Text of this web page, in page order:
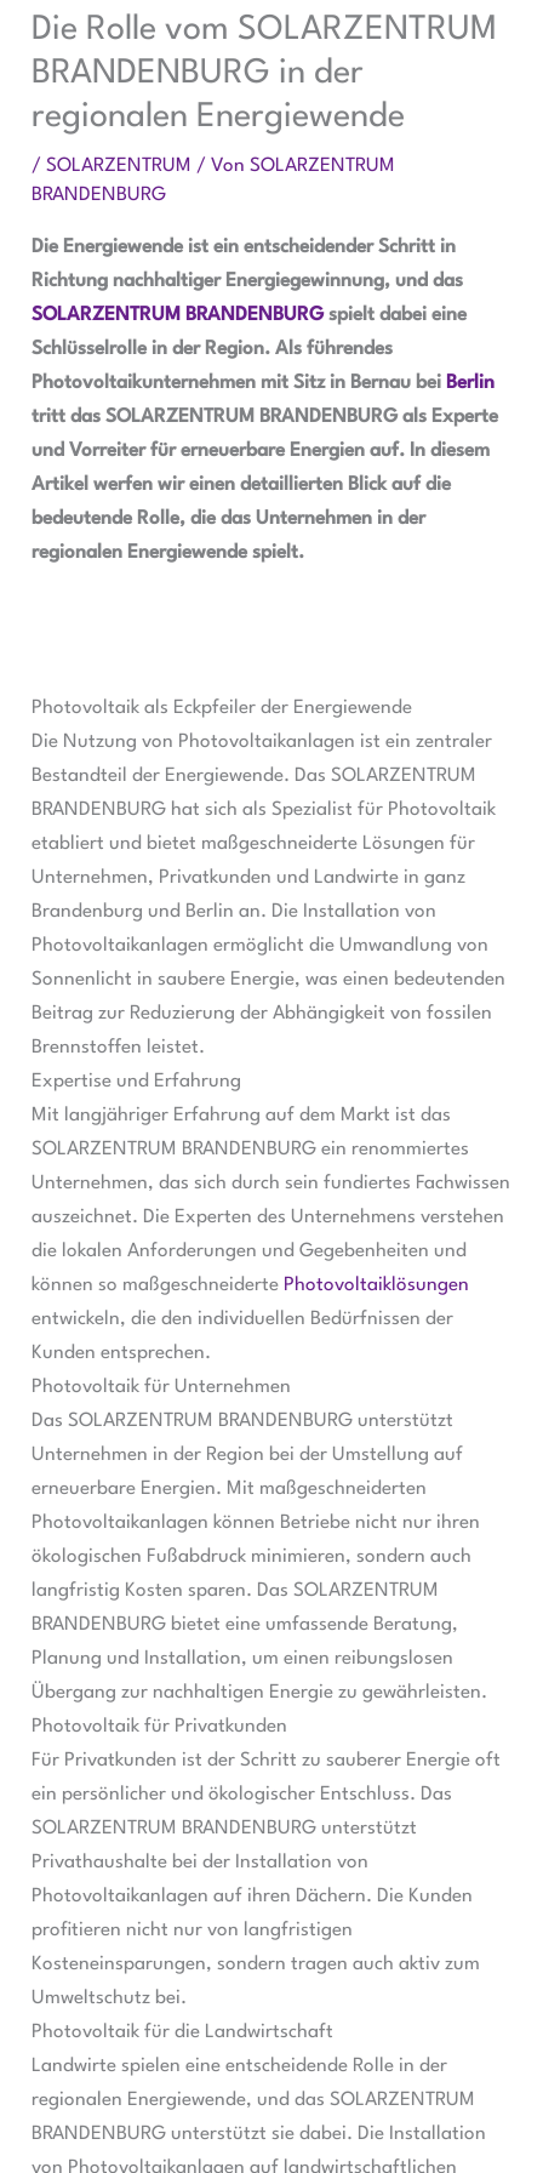
Die Rolle vom SOLARZENTRUM
BRANDENBURG in der
regionalen Energiewende
/SOLARZENTRUM / VonSOLARZENTRUM
BRANDENBURG
Die Energiewende ist ein entscheidender Schritt in
Richtung nachhaltiger Energiegewinnung, und das
SOLARZENTRUM BRANDENBURGspielt dabei eine
Schlüsselrolle in der Region. Als führendes
Photovoltaikunternehmen mit Sitz in Bernau bei Berlin
tritt das SOLARZENTRUM BRANDENBURG als Experte
und Vorreiter für erneuerbare Energien auf. In diesem
Artikel werfen wir einen detaillierten Blick auf die
bedeutende Rolle, die das Unternehmen in der
regionalen Energiewende spielt.
Photovoltaik als Eckpfeiler der Energiewende
Die Nutzung von Photovoltaikanlagen ist ein zentraler
Bestandteil der Energiewende. Das SOLARZENTRUM
BRANDENBURG hat sich als Spezialist für Photovoltaik
etabliert und bietet maßgeschneiderte Lösungen für
Unternehmen, Privatkunden und Landwirte in ganz
Brandenburg und Berlin an. Die Installation von
Photovoltaikanlagen ermöglicht die Umwandlung von
Sonnenlicht in saubere Energie, was einen bedeutenden
Beitrag zur Reduzierung der Abhängigkeit von fossilen
Brennstoffen leistet.
Expertise und Erfahrung
Mit langjähriger Erfahrung auf dem Markt ist das
SOLARZENTRUM BRANDENBURG ein renommiertes
Unternehmen, das sich durch sein fundiertes Fachwissen
auszeichnet. Die Experten des Unternehmens verstehen
die lokalen Anforderungen und Gegebenheiten und
können so maßgeschneiderte Photovoltaiklösungen
entwickeln, die den individuellen Bedürfnissen der
Kunden entsprechen.
Photovoltaik für Unternehmen
Das SOLARZENTRUM BRANDENBURG unterstützt
Unternehmen in der Region bei der Umstellung auf
erneuerbare Energien. Mit maßgeschneiderten
Photovoltaikanlagen können Betriebe nicht nur ihren
ökologischen Fußabdruck minimieren, sondern auch
langfristig Kosten sparen. Das SOLARZENTRUM
BRANDENBURG bietet eine umfassende Beratung,
Planung und Installation, um einen reibungslosen
Übergang zur nachhaltigen Energie zu gewährleisten.
Photovoltaik für Privatkunden
Für Privatkunden ist der Schritt zu sauberer Energie oft
ein persönlicher und ökologischer Entschluss. Das
SOLARZENTRUM BRANDENBURG unterstützt
Privathaushalte bei der Installation von
Photovoltaikanlagen auf ihren Dächern. Die Kunden
profitieren nicht nur von langfristigen
Kosteneinsparungen, sondern tragen auch aktiv zum
Umweltschutz bei.
Photovoltaik für die Landwirtschaft
Landwirte spielen eine entscheidende Rolle in der
regionalen Energiewende, und das SOLARZENTRUM
BRANDENBURG unterstützt sie dabei. Die Installation
von Photovoltaikanlagen auf landwirtschaftlichen